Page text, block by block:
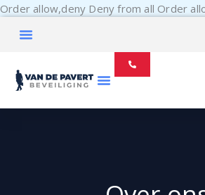
Order allow,deny Deny from all Order